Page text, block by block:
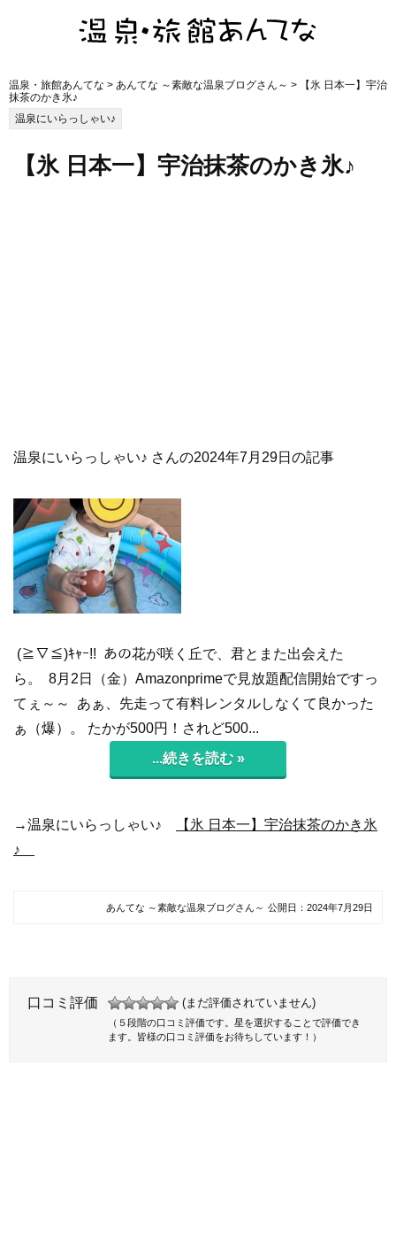
温泉・旅館あんてな > あんてな ～素敵な温泉ブログさん～ > 【氷 日本一】宇治
抹茶のかき氷♪
温泉にいらっしゃい♪
【氷 日本一】宇治抹茶のかき氷♪
温泉にいらっしゃい♪ さんの2024年7月29日の記事
(≧∇≦)ｷｬｰ!! あの花が咲く丘で、君とまた出会えた
ら。 8月2日（金）Amazonprimeで見放題配信開始ですっ
てぇ～～ あぁ、先走って有料レンタルしなくて良かった
ぁ（爆）。 たかが500円！されど500...
...続きを読む »
→温泉にいらっしゃい♪
【氷 日本一】宇治抹茶のかき氷
♪
あんてな ～素敵な温泉ブログさん～ 公開日： 2024年7月29日
口コミ評価 (まだ評価されていません)
（５段階の口コミ評価です。星を選択することで評価でき
ます。皆様の口コミ評価をお待ちしています！）